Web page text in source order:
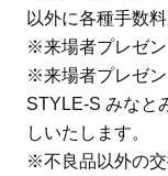
以外に各種手数
※来場者プレゼン
※来場者プレゼ
STYLE-S みなと
しいたします。
※不良品以外の